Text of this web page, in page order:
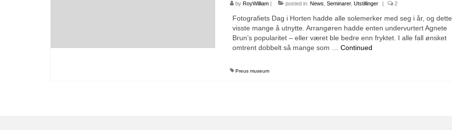
by RoyWilliam| posted in: News Seminarer, Utstillinger | 2
Fotografiets Dag i Horten hadde alle solemerker med seg i år, og dette
visste mange å utnytte. Arrangøren hadde enten undervurtert Agnete
Brun’s popularitet – eller været ble bedre enn fryktet. I alle fall ønsket
omtrent dobbelt så mange som … Continued
Preus museum